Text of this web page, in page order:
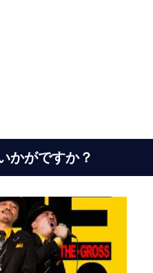
かがですか？